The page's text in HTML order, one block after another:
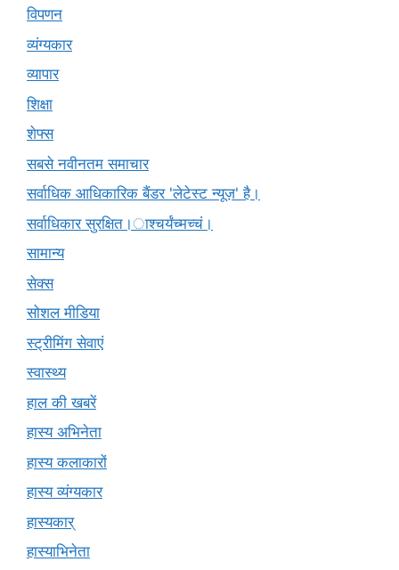
विपणन
व्यंग्यकार
व्यापार
शिक्षा
शेफ्स
सबसे नवीनतम समाचार
सर्वाधिक आधिकारिक बैंडर 'लेटेस्ट न्यूज़' है।
सर्वाधिकार सुरक्षित।ाश्चर्यंच्मच्चं।
सामान्य
सेक्स
सोशल मीडिया
स्ट्रीमिंग सेवाएं
स्वास्थ्य
हाल की खबरें
हास्य अभिनेता
हास्य कलाकारों
हास्य व्यंग्यकार
हास्यकार्
हास्याभिनेता